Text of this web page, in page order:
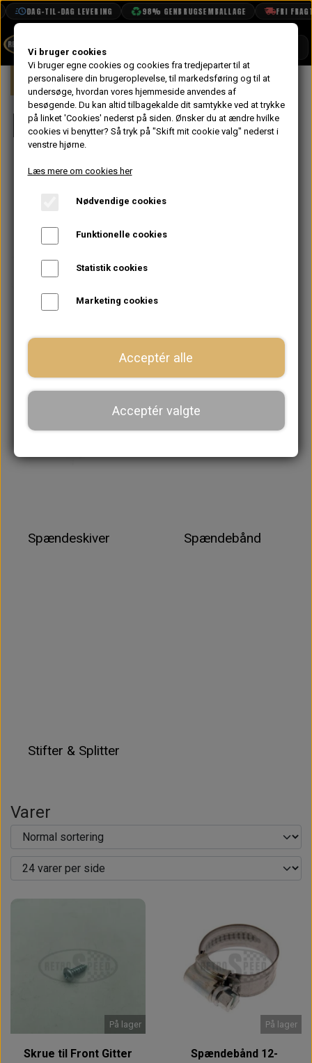
DAG-TIL-DAG LEVERING 98% GENBRUGSEMBALLAGE FRI FRAGT
BOOK TID
PROJEKTER
TEKNISK DATA
VANDPOLERING
Forside Mini Fastgørelse
Fastgørelse
Spændeskiver Spændebånd
Stifter & Splitter
Varer
På lager
Skrue til Front Gitter
På lager
Spændebånd 12-
Vi bruger cookies
Vi bruger egne cookies og cookies fra tredjeparter til at
personalisere din brugeroplevelse, til markedsføring og til at
undersøge, hvordan vores hjemmeside anvendes af
besøgende. Du kan altid tilbagekalde dit samtykke ved at trykke
på linket 'Cookies' nederst på siden. Ønsker du at ændre hvilke
cookies vi benytter? Så tryk på "Skift mit cookie valg" nederst i
venstre hjørne.
Læs mere om cookies her
Nødvendige cookies
Funktionelle cookies
Statistik cookies
Marketing cookies
Acceptér alle
Acceptér valgte